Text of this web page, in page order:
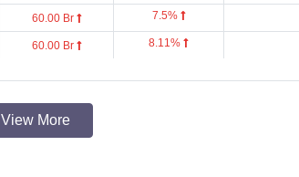
60.00 Br 7.5%
60.00 Br 8.11%
View More